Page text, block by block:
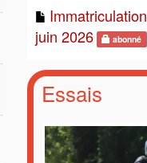
juin 2026
abonné
Essais